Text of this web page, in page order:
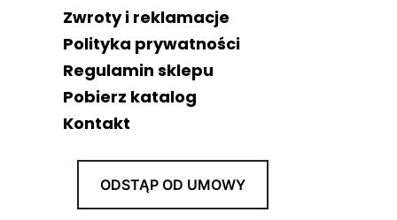
Zwroty i reklamacje
Polityka prywatności
Regulamin sklepu
Pobierz katalog
Kontakt